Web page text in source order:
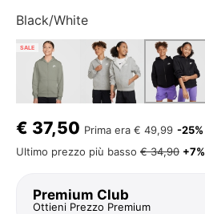
Black/White
SALE
€ 37,50 Prima era € 49,99 -25%
Ultimo prezzo più basso € 34,90 +7%
Premium Club
Ottieni Prezzo Premium